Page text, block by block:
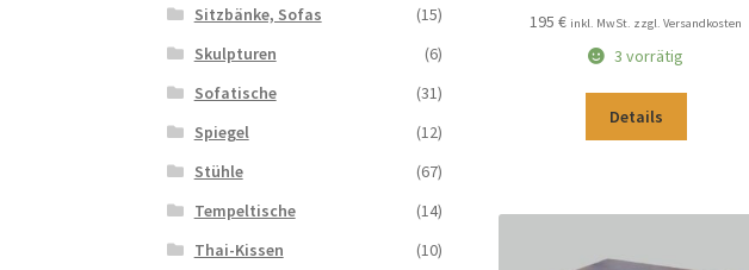
195€ inkl. MwSt. zzgl. Versandkosten
3 vorrätig
Details
Sitzbänke, Sofas
(15)
Skulpturen
(6)
Sofatische
(31)
Spiegel
(12)
Stühle
(67)
Tempeltische
(14)
Thai-Kissen
(10)